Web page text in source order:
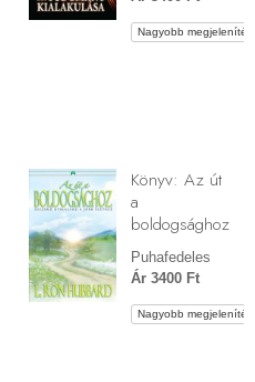
Nagyobb megjelenítés
Könyv: Az út
a
boldogsághoz
Puhafedeles
Ár 3400 Ft
Nagyobb megjelenítés